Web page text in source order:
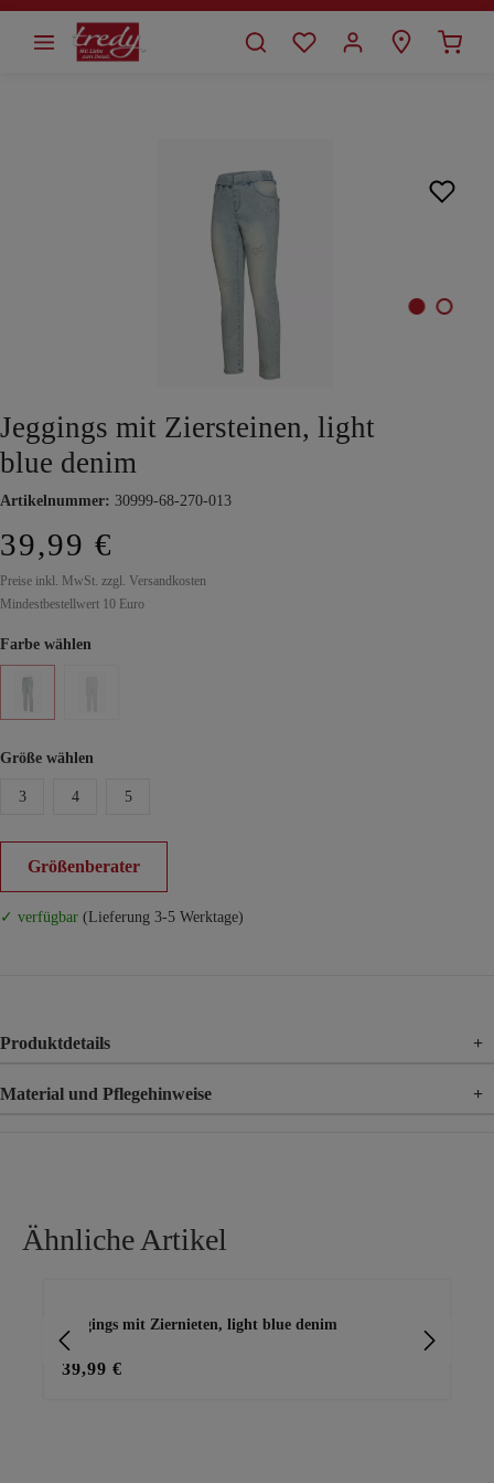
springen
Jeggings mit Ziersteinen, light
blue denim
Artikelnummer: 30999-68-270-013
39,99 €
Preise inkl. MwSt. zzgl. Versandkosten
Mindestbestellwert 10 Euro
Farbe wählen
Größe wählen
3 4 5
Größenberater
✓ verfügbar (Lieferung 3-5 Werktage)
Produktdetails +
Material und Pflegehinweise +
Ähnliche Artikel
Jeggings mit Ziernieten, light blue denim
39,99 €